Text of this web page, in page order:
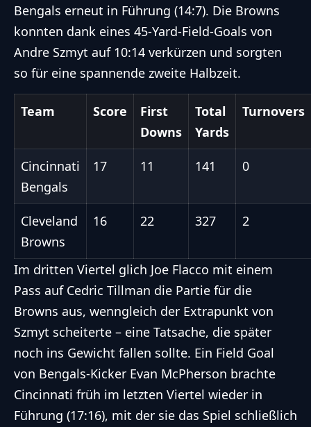
Bengals erneut in Führung (14:7). Die Browns
konnten dank eines 45-Yard-Field-Goals von
Andre Szmyt auf 10:14 verkürzen und sorgten
so für eine spannende zweite Halbzeit.
Team Score
First
Downs
Total
Yards
Turnovers
Cincinnati
Bengals
17 11 141 0
Cleveland
Browns
16 22 327 2
Im dritten Viertel glich Joe Flacco mit einem
Pass auf Cedric Tillman die Partie für die
Browns aus, wenngleich der Extrapunkt von
Szmyt scheiterte – eine Tatsache, die später
noch ins Gewicht fallen sollte. Ein Field Goal
von Bengals-Kicker Evan McPherson brachte
Cincinnati früh im letzten Viertel wieder in
Führung (17:16), mit der sie das Spiel schließlich